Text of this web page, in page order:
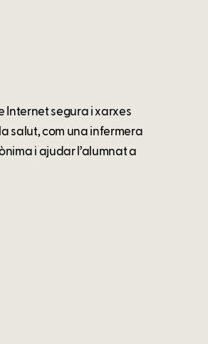
Internet segura i xarxes
salut, com una infermera
i ajudar l’alumnat a